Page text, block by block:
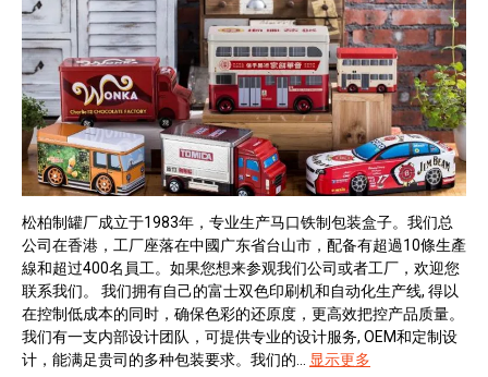
松柏制罐厂成立于1983年，专业生产马口铁制包装盒子。我们总
公司在香港，工厂座落在中國广东省台山市，配备有超過10條生產
線和超过400名員工。如果您想来参观我们公司或者工厂，欢迎您
联系我们。 我们拥有自己的富士双色印刷机和自动化生产线, 得以
在控制低成本的同时，确保色彩的还原度，更高效把控产品质量。
我们有一支内部设计团队，可提供专业的设计服务, OEM和定制设
计，能满足贵司的多种包装要求。我们的... 显示更多